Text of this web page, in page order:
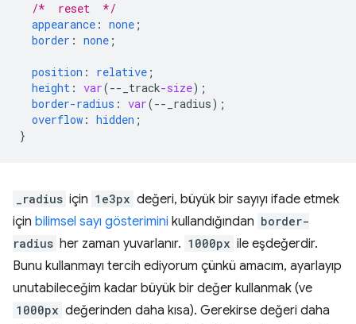
/*  reset  */
appearance : none ;
border : none ;
position : relative ;
height : var(-- _track-size);
border-radius : var(-- _radius);
overflow : hidden ;
}
_radius için 1e3px değeri, büyük bir sayıyı ifade etmek
için bilimsel sayı gösterimini kullandığından border-
radius her zaman yuvarlanır. 1000px ile eşdeğerdir.
Bunu kullanmayı tercih ediyorum çünkü amacım, ayarlayıp
unutabileceğim kadar büyük bir değer kullanmak (ve
1000px değerinden daha kısa). Gerekirse değeri daha